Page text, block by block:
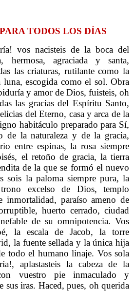
TODOS LOS DÍAS
vos nacisteis de la boca del
hermosa, agraciada y santa,
las criaturas, rutilante como la
escogida como el sol. Obra
y amor de Dios, fuisteis, oh
las gracias del Espíritu Santo,
del Eterno, casa y arca de la
habitáculo preparado para Sí,
de la naturaleza y de la gracia,
entre espinas, la rosa siempre
el retoño de gracia, la tierra
de la que se formó el nuevo
sois la paloma siempre pura, la
excelso de Dios, templo
inmortalidad, paraíso ameno de
huerto cerrado, ciudad
de su omnipotencia. Vos
la escala de Jacob, la torre
la fuente sellada y la única hija
todo el humano linaje. Vos sola
aplastasteis la cabeza de la
vuestro pie inmaculado y
sus iras. Haced, pues, oh querida